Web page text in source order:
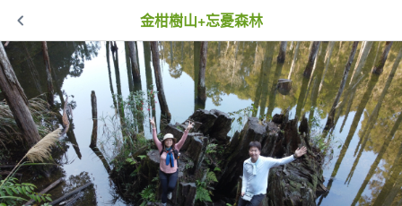
金柑樹山+忘憂森林